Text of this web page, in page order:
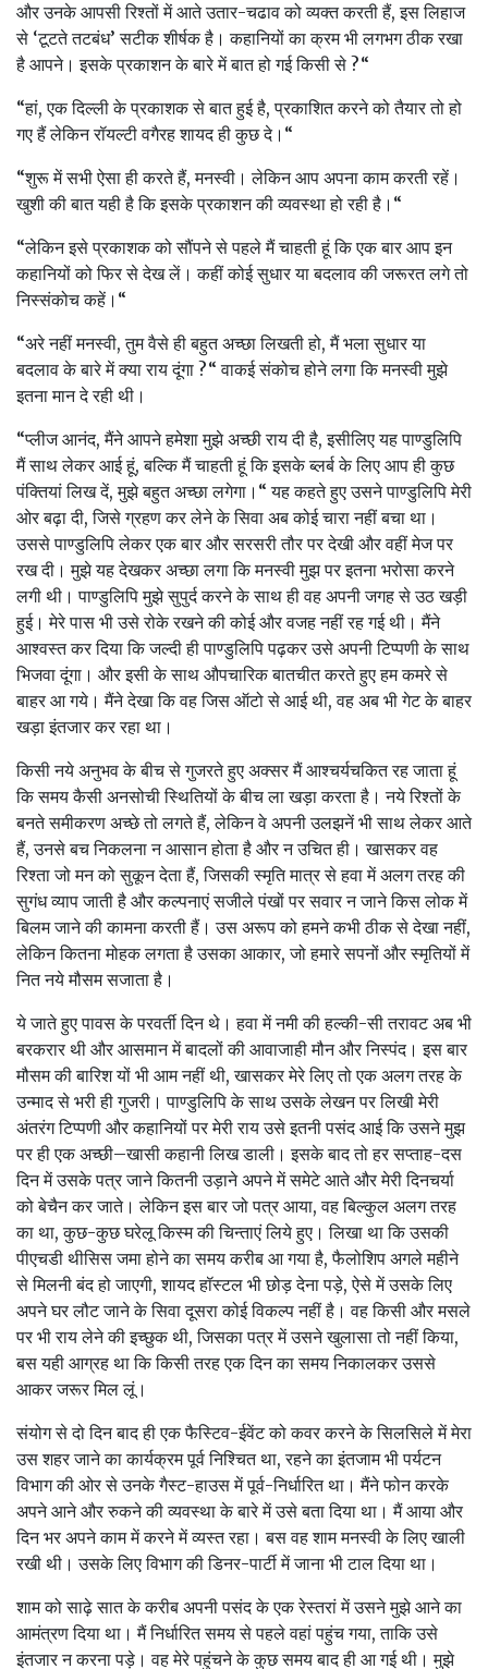
और उनके आपसी रिश्‍तों में आते उतार-चढाव को व्‍यक्‍त करती हैं, इस लिहाज
से ‘टूटते तटबंध’ सटीक शीर्षक है। कहानियों का क्रम भी लगभग ठीक रखा
है आपने। इसके प्रकाशन के बारे में बात हो गई किसी से ?“
“हां, एक दिल्‍ली के प्रकाशक से बात हुई है, प्रकाशित करने को तैयार तो हो
गए हैं लेकिन रॉयल्‍टी वगैरह शायद ही कुछ दे।“
“शुरू में सभी ऐसा ही करते हैं, मनस्‍वी। लेकिन आप अपना काम करती रहें।
खुशी की बात यही है कि इसके प्रकाशन की व्‍यवस्‍था हो रही है।“
“लेकिन इसे प्रकाशक को सौंपने से पहले मैं चाहती हूं कि एक बार आप इन
कहानियों को फिर से देख लें। कहीं कोई सुधार या बदलाव की जरूरत लगे तो
निस्‍संकोच कहें।“
“अरे नहीं मनस्‍वी, तुम वैसे ही बहुत अच्‍छा लिखती हो, मैं भला सुधार या
बदलाव के बारे में क्‍या राय दूंगा ?“ वाकई संकोच होने लगा कि मनस्‍वी मुझे
इतना मान दे रही थी।
“प्‍लीज आनंद, मैंने आपने हमेशा मुझे अच्‍छी राय दी है, इसीलिए यह पाण्‍डुलिपि
मैं साथ लेकर आई हूं, बल्कि मैं चाहती हूं कि इसके ब्‍लर्ब के लिए आप ही कुछ
पंक्तियां लिख दें, मुझे बहुत अच्‍छा लगेगा।“ यह कहते हुए उसने पाण्‍डुलिपि मेरी
ओर बढ़ा दी, जिसे ग्रहण कर लेने के सिवा अब कोई चारा नहीं बचा था।
उससे पाण्‍डुलिपि लेकर एक बार और सरसरी तौर पर देखी और वहीं मेज पर
रख दी। मुझे यह देखकर अच्‍छा लगा कि मनस्‍वी मुझ पर इतना भरोसा करने
लगी थी। पाण्‍डुलिपि मुझे सुपुर्द करने के साथ ही वह अपनी जगह से उठ खड़ी
हुई। मेरे पास भी उसे रोके रखने की कोई और वजह नहीं रह गई थी। मैंने
आश्‍वस्‍त कर दिया कि जल्‍दी ही पाण्‍डुलिपि पढ़कर उसे अपनी टिप्‍पणी के साथ
भिजवा दूंगा। और इसी के साथ औपचारिक बातचीत करते हुए हम कमरे से
बाहर आ गये। मैंने देखा कि वह जिस ऑटो से आई थी, वह अब भी गेट के बाहर
खड़ा इंतजार कर रहा था।
किसी नये अनुभव के बीच से गुजरते हुए अक्‍सर मैं आश्‍चर्यचकित रह जाता हूं
कि समय कैसी अनसोची स्थितियों के बीच ला खड़ा करता है। नये रिश्‍तों के
बनते समीकरण अच्‍छे तो लगते हैं, लेकिन वे अपनी उलझनें भी साथ लेकर आते
हैं, उनसे बच निकलना न आसान होता है और न उचित ही। खासकर वह
रिश्‍ता जो मन को सुकून देता हैं, जिसकी स्‍मृति मात्र से हवा में अलग तरह की
सुगंध व्‍याप जाती है और कल्‍पनाएं सजीले पंखों पर सवार न जाने किस लोक में
बिलम जाने की कामना करती हैं। उस अरूप को हमने कभी ठीक से देखा नहीं,
लेकिन कितना मोहक लगता है उसका आकार, जो हमारे सपनों और स्‍मृतियों में
नित नये मौसम सजाता है।
ये जाते हुए पावस के परवर्ती दिन थे। हवा में नमी की हल्‍की-सी तरावट अब भी
बरकरार थी और आसमान में बादलों की आवाजाही मौन और निस्‍पंद। इस बार
मौसम की बारिश यों भी आम नहीं थी, खासकर मेरे लिए तो एक अलग तरह के
उन्‍माद से भरी ही गुजरी। पाण्‍डुलिपि के साथ उसके लेखन पर लिखी मेरी
अंतरंग टिप्‍पणी और कहानियों पर मेरी राय उसे इतनी पसंद आई कि उसने मुझ
पर ही एक अच्‍छी–खासी कहानी लिख डाली। इसके बाद तो हर सप्‍ताह-दस
दिन में उसके पत्र जाने कितनी उड़ाने अपने में समेटे आते और मेरी दिनचर्या
को बेचैन कर जाते। लेकिन इस बार जो पत्र आया, वह बिल्‍कुल अलग तरह
का था, कुछ-कुछ घरेलू किस्‍म की चिन्‍ताएं लिये हुए। लिखा था कि उसकी
पीएचडी थीसिस जमा होने का समय करीब आ गया है, फैलोशिप अगले महीने
से मिलनी बंद हो जाएगी, शायद हॉस्‍टल भी छोड़ देना पड़े, ऐसे में उसके लिए
अपने घर लौट जाने के सिवा दूसरा कोई विकल्‍प नहीं है। वह किसी और मसले
पर भी राय लेने की इच्‍छुक थी, जिसका पत्र में उसने खुलासा तो नहीं किया,
बस यही आग्रह था कि किसी तरह एक दिन का समय निकालकर उससे
आकर जरूर मिल लूं।
संयोग से दो दिन बाद ही एक फैस्टिव-ईवेंट को कवर करने के सिलसिले में मेरा
उस शहर जाने का कार्यक्रम पूर्व निश्चित था, रहने का इंतजाम भी पर्यटन
विभाग की ओर से उनके गैस्‍ट-हाउस में पूर्व-निर्धारित था। मैंने फोन करके
अपने आने और रुकने की व्‍यवस्‍था के बारे में उसे बता दिया था। मैं आया और
दिन भर अपने काम में करने में व्‍यस्‍त रहा। बस वह शाम मनस्‍वी के लिए खाली
रखी थी। उसके लिए विभाग की डिनर-पार्टी में जाना भी टाल दिया था।
शाम को साढ़े सात के करीब अपनी पसंद के एक रेस्‍तरां में उसने मुझे आने का
आमंत्रण दिया था। मैं निर्धारित समय से पहले वहां पहुंच गया, ताकि उसे
इंतजार न करना पड़े। वह मेरे पहुंचने के कुछ समय बाद ही आ गई थी। मुझे